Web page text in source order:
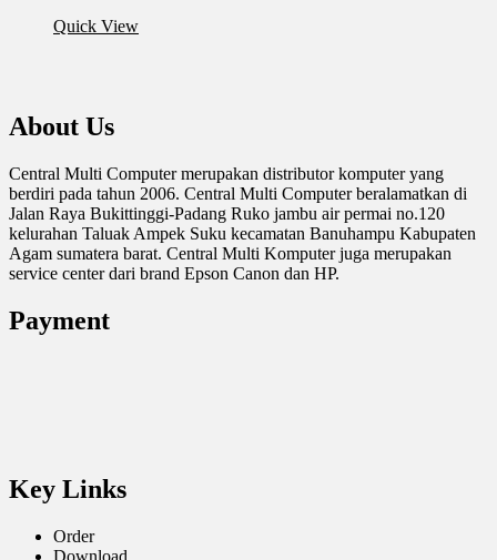
Quick View
About Us
Central Multi Computer merupakan distributor komputer yang
berdiri pada tahun 2006. Central Multi Computer beralamatkan di
Jalan Raya Bukittinggi-Padang Ruko jambu air permai no.120
kelurahan Taluak Ampek Suku kecamatan Banuhampu Kabupaten
Agam sumatera barat. Central Multi Komputer juga merupakan
service center dari brand Epson Canon dan HP.
Payment
Key Links
Order